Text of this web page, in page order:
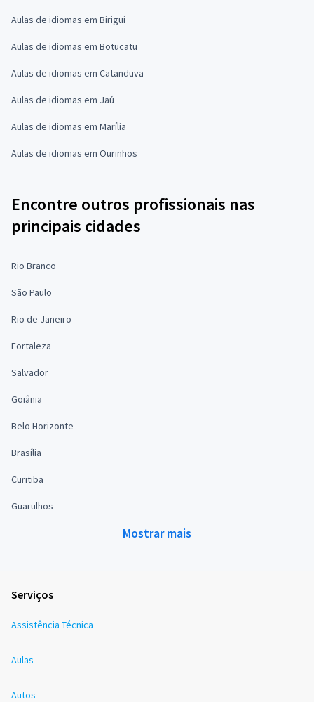
Aulas de idiomas em Birigui
Aulas de idiomas em Botucatu
Aulas de idiomas em Catanduva
Aulas de idiomas em Jaú
Aulas de idiomas em Marília
Aulas de idiomas em Ourinhos
Encontre outros profissionais nas
principais cidades
Rio Branco
São Paulo
Rio de Janeiro
Fortaleza
Salvador
Goiânia
Belo Horizonte
Brasília
Curitiba
Guarulhos
Mostrar mais
Serviços
Assistência Técnica
Aulas
Autos